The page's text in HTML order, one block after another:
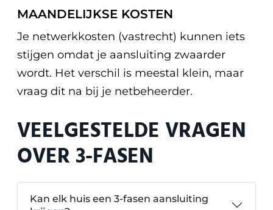
MAANDELIJKSE KOSTEN
Je netwerkkosten (vastrecht) kunnen iets
stijgen omdat je aansluiting zwaarder
wordt. Het verschil is meestal klein, maar
vraag dit na bij je netbeheerder.
VEELGESTELDE VRAGEN
OVER 3-FASEN
Kan elk huis een 3-fasen aansluiting